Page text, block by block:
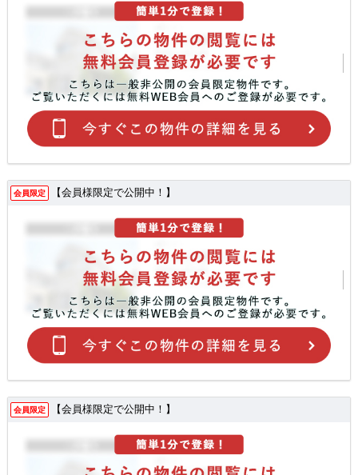
会員限定 【会員様限定で公開中！】
会員限定 【会員様限定で公開中！】